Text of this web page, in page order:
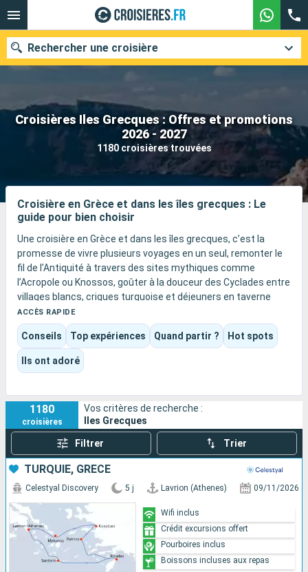
Croisières Iles Grecques : Offres et promotions
2026 - 2027
1180 croisières trouvées
Rechercher une croisière
Nos destinations
Ports Compagnies
Rechercher
Croisière en Grèce et dans les îles grecques : Le
guide pour bien choisir
Une croisière en Grèce et dans les îles grecques, c’est la
promesse de vivre plusieurs voyages en un seul, remonter le
fil de l’Antiquité à travers des sites mythiques comme
l’Acropole ou Knossos, goûter à la douceur des Cyclades entre
villages blancs, criques turquoise et déjeuners en taverne
face à la mer, ou savourer le plaisir d’un navire conçu comme
un véritable lieu de vie, entre détente, spectacles, piscines et
animations pour tous les âges.
Selon l’itinéraire et le bateau choisis, l’expérience peut être
culturelle, balnéaire, gastronomique ou plus résolument
douces, moments de calme ou loisirs à bord chacun peut y
trouver sa propre Grèce.
ACCÈS RAPIDE
Conseils Top expériences Quand partir ? Hot spots
Ils ont adoré
1180
croisières
Vos critères de recherche :
Iles Grecques
Filtrer Trier
TURQUIE, GRÈCE
Celestyal Discovery 5 j Lavrion (Athenes) 09/11/2026
Wifi inclus
Crédit excursions offert
Pourboires inclus
Boissons incluses aux repas